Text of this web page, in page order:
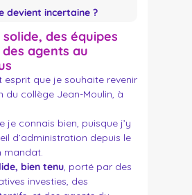
devient incertaine ?
solide, des équipes
agents au
esprit que je souhaite revenir
du collège Jean-Moulin, à
je connais bien, puisque j’y
d’administration depuis le
mandat.
bien tenu, porté par des
investies, des